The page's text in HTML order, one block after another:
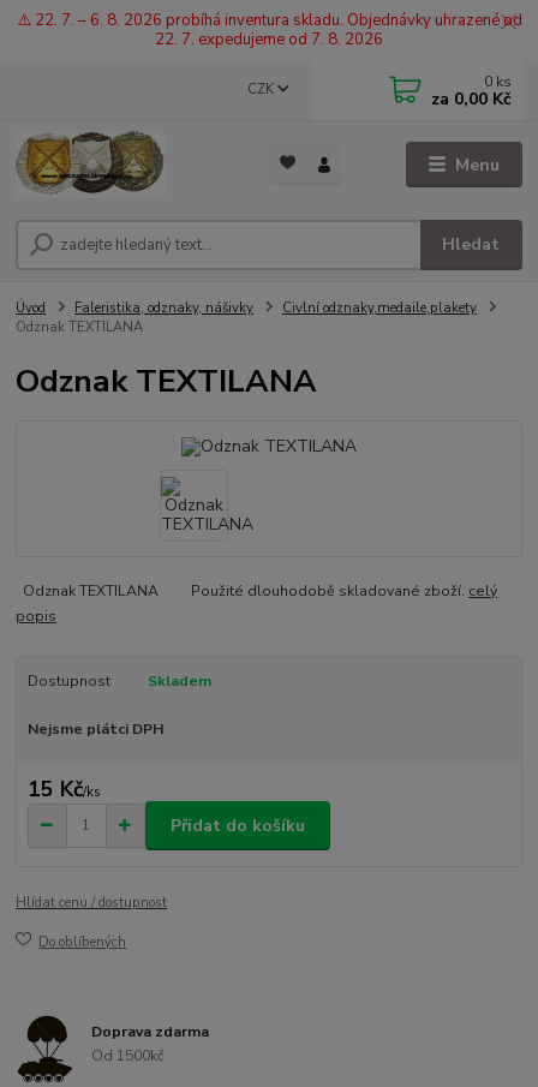
⚠️ 22. 7. – 6. 8. 2026 probíhá inventura skladu. Objednávky uhrazené od
22. 7. expedujeme od 7. 8. 2026
Menu
CZK
Hledat
0 ks
za 0,00 Kč
Úvod Faleristika, odznaky, nášivky
Civlní odznaky,medaile,plakety
Odznak TEXTILANA
Odznak TEXTILANA
Odznak TEXTILANA Použité dlouhodobě skladované zboží. celý
popis
Dostupnost Skladem
Nejsme plátci DPH
15 Kč/ks
Přidat do košíku
Hlídat cenu / dostupnost
Do oblíbených
Doprava zdarma
Od 1500kč